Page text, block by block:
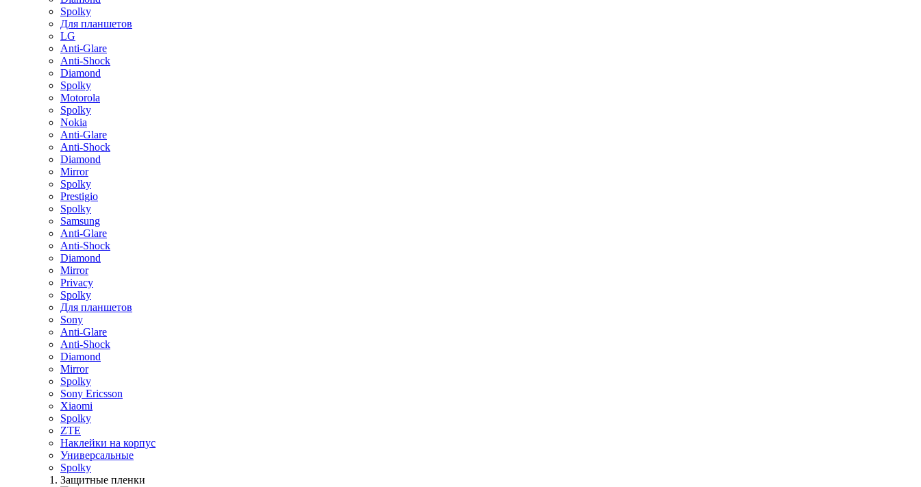
Spolky
Для планшетов
LG
Anti-Glare
Anti-Shock
Diamond
Spolky
Motorola
Spolky
Nokia
Anti-Glare
Anti-Shock
Diamond
Mirror
Spolky
Prestigio
Spolky
Samsung
Anti-Glare
Anti-Shock
Diamond
Mirror
Privacy
Spolky
Для планшетов
Sony
Anti-Glare
Anti-Shock
Diamond
Mirror
Spolky
Sony Ericsson
Xiaomi
Spolky
ZTE
Наклейки на корпус
Универсальные
Spolky
Защитные пленки